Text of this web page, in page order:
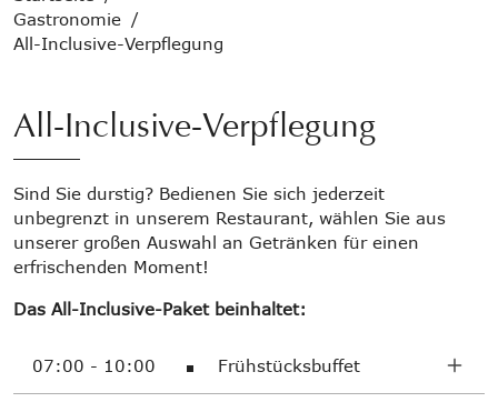
Gastronomie /
All-Inclusive-Verpflegung
All-Inclusive-Verpflegung
Sind Sie durstig? Bedienen Sie sich jederzeit
unbegrenzt in unserem Restaurant, wählen Sie aus
unserer großen Auswahl an Getränken für einen
erfrischenden Moment!
Das All-Inclusive-Paket beinhaltet:
07:00 - 10:00 Frühstücksbuffet